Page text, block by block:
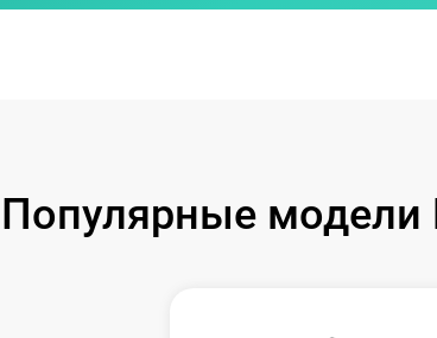
Популярные модели